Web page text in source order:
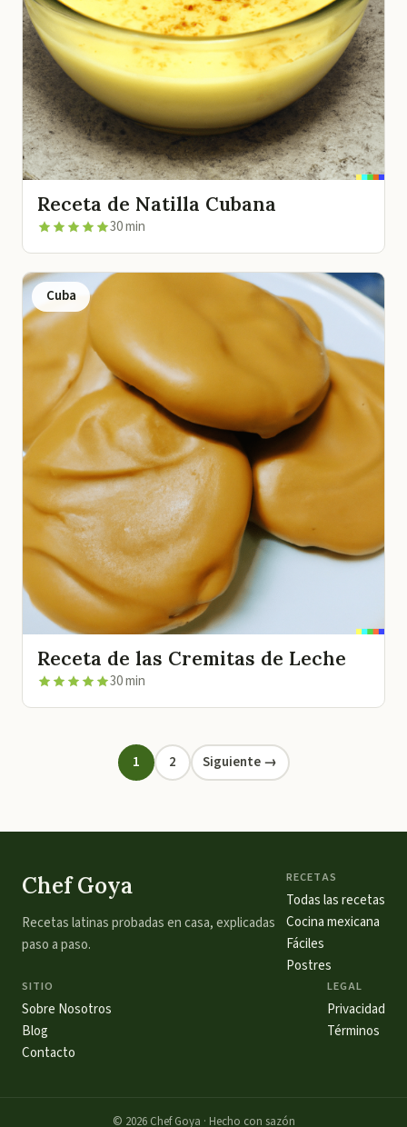
Receta de Natilla Cubana
30 min
Cuba
Receta de las Cremitas de Leche
30 min
1 2 Siguiente →
Chef Goya
Recetas latinas probadas en casa, explicadas
paso a paso.
RECETAS
Todas las recetas
Cocina mexicana
Fáciles
Postres
SITIO
Sobre Nosotros
Blog
Contacto
LEGAL
Privacidad
Términos
© 2026Chef Goya · Hecho con sazón